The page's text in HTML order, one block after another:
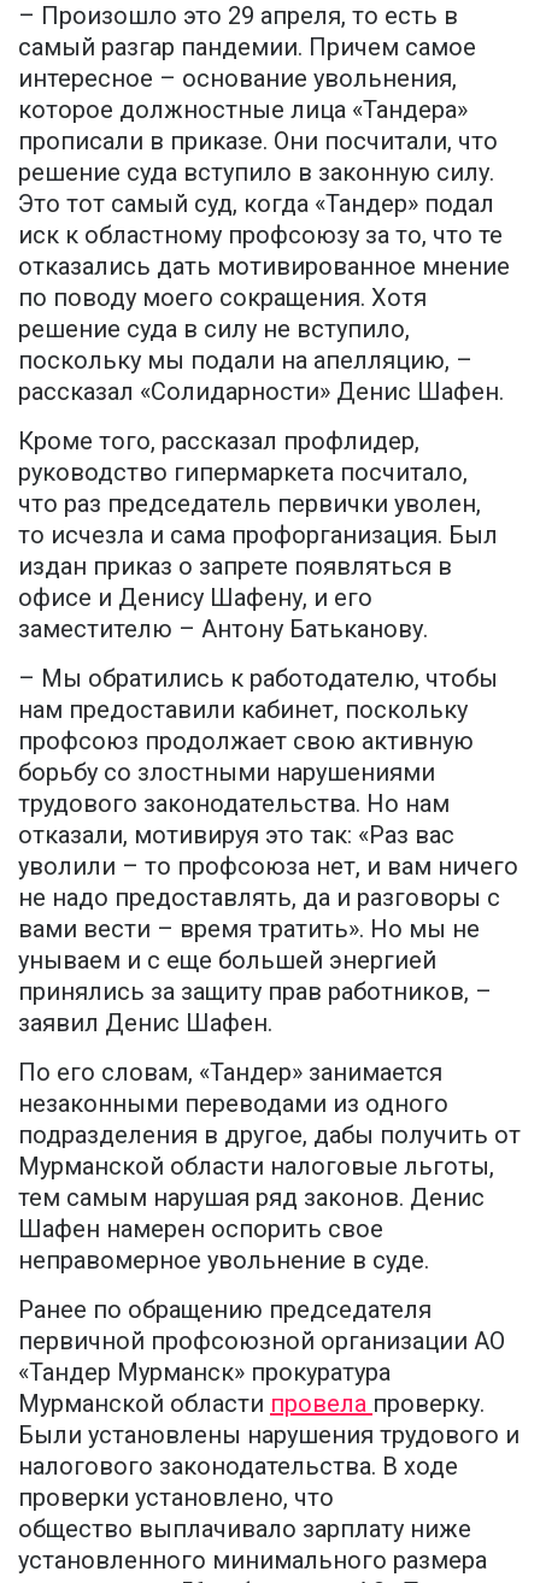
– Произошло это 29 апреля, то есть в
самый разгар пандемии. Причем самое
интересное – основание увольнения,
которое должностные лица «Тандера»
прописали в приказе. Они посчитали, что
решение суда вступило в законную силу.
Это тот самый суд, когда «Тандер» подал
иск к областному профсоюзу за то, что те
отказались дать мотивированное мнение
по поводу моего сокращения. Хотя
решение суда в силу не вступило,
поскольку мы подали на апелляцию, –
рассказал «Солидарности» Денис Шафен.
Кроме того, рассказал профлидер,
руководство гипермаркета посчитало,
что раз председатель первички уволен,
то исчезла и сама профорганизация. Был
издан приказ о запрете появляться в
офисе и Денису Шафену, и его
заместителю – Антону Батьканову.
– Мы обратились к работодателю, чтобы
нам предоставили кабинет, поскольку
профсоюз продолжает свою активную
борьбу со злостными нарушениями
трудового законодательства. Но нам
отказали, мотивируя это так: «Раз вас
уволили – то профсоюза нет, и вам ничего
не надо предоставлять, да и разговоры с
вами вести – время тратить». Но мы не
унываем и с еще большей энергией
принялись за защиту прав работников, –
заявил Денис Шафен.
По его словам, «Тандер» занимается
незаконными переводами из одного
подразделения в другое, дабы получить от
Мурманской области налоговые льготы,
тем самым нарушая ряд законов. Денис
Шафен намерен оспорить свое
неправомерное увольнение в суде.
Ранее по обращению председателя
первичной профсоюзной организации АО
«Тандер Мурманск» прокуратура
Мурманской области провела проверку.
Были установлены нарушения трудового и
налогового законодательства. В ходе
проверки установлено, что
общество выплачивало зарплату ниже
установленного минимального размера